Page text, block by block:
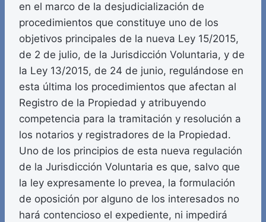
en el marco de la desjudicialización de
procedimientos que constituye uno de los
objetivos principales de la nueva Ley 15/2015,
de 2 de julio, de la Jurisdicción Voluntaria, y de
la Ley 13/2015, de 24 de junio, regulándose en
esta última los procedimientos que afectan al
Registro de la Propiedad y atribuyendo
competencia para la tramitación y resolución a
los notarios y registradores de la Propiedad.
Uno de los principios de esta nueva regulación
de la Jurisdicción Voluntaria es que, salvo que
la ley expresamente lo prevea, la formulación
de oposición por alguno de los interesados no
hará contencioso el expediente, ni impedirá